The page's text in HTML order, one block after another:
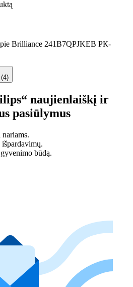
Brilliance 241B7QPJKEB РК-
naujienlaiškį ir
pasiūlymus
būdą.